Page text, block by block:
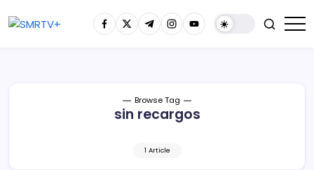
Browse Tag
sin recargos
1 Article